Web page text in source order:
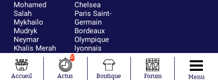
Mohamed
Salah
Mykhailo
Mudryk
Neymar
Khalis Merah
Loïs Openda
Moussa
Niakhaté
Chelsea
Paris Saint-
Germain
Bordeaux
Olympique
lyonnais
FIFA
Real Madrid
RC Strasbourg
Accueil
10
Actus Boutique Forum Menu